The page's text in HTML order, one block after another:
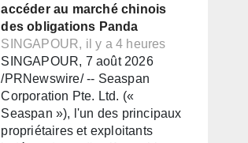
accéder au marché chinois
des obligations Panda
SINGAPOUR, il y a 4 heures
SINGAPOUR, 7 août 2026
/PRNewswire/ -- Seaspan
Corporation Pte. Ltd. («
Seaspan »), l'un des principaux
propriétaires et exploitants